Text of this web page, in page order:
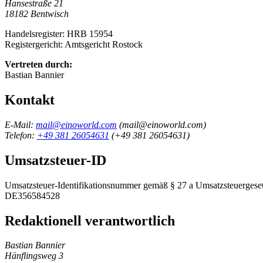
Hansestraße 21
18182 Bentwisch
Handelsregister: HRB 15954
Registergericht: Amtsgericht Rostock
Vertreten durch:
Bastian Bannier
Kontakt
E-Mail: mail@einoworld.com (mail@einoworld.com)
Telefon: +49 381 26054631 (+49 381 26054631)
Umsatzsteuer-ID
Umsatzsteuer-Identifikationsnummer gemäß § 27 a
DE356584528
Redaktionell verantwortlich
Bastian Bannier
Hänflingsweg 3